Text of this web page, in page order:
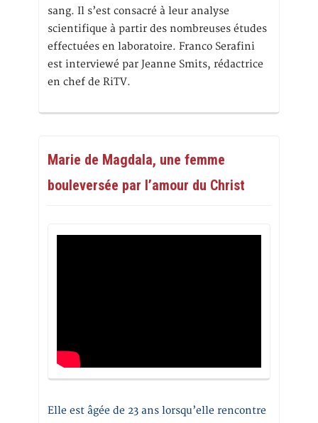
sang. Il s’est consacré à leur analyse
scientifique à partir des nombreuses études
effectuées en laboratoire. Franco Serafini
est interviewé par Jeanne Smits, rédactrice
en chef de RiTV.
Marie de Magdala, une femme
bouleversée par l’amour du Christ
Elle est âgée de 23 ans lorsqu’elle rencontre